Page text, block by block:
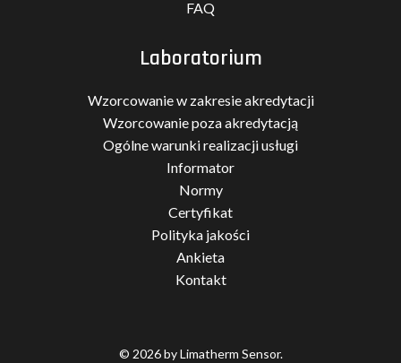
FAQ
Laboratorium
Wzorcowanie w zakresie akredytacji
Wzorcowanie poza akredytacją
Ogólne warunki realizacji usługi
Informator
Normy
Certyfikat
Polityka jakości
Ankieta
Kontakt
© 2026 by Limatherm Sensor.